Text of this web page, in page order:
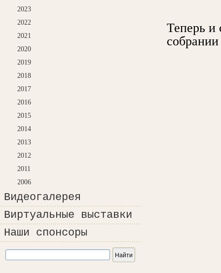
2023
2022
2021
2020
2019
2018
2017
2016
2015
2014
2013
2012
2011
2006
Видеогалерея
Виртуальные выставки
Наши спонсоры
Теперь и